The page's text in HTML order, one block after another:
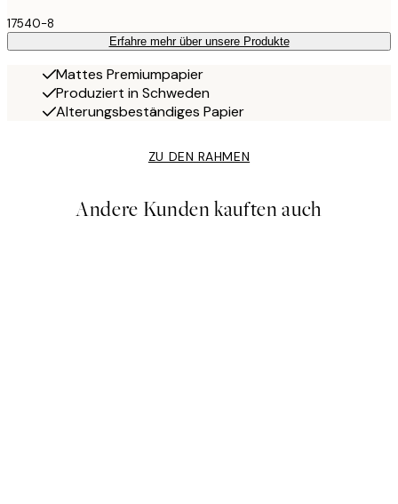
17540-8
Erfahre mehr über unsere Produkte
Mattes Premiumpapier
Produziert in Schweden
Alterungsbeständiges Papier
ZU DEN RAHMEN
Andere Kunden kauften auch